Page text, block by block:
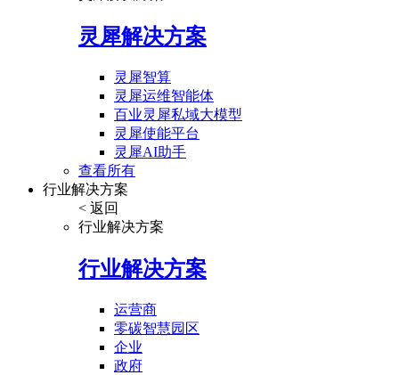
灵犀解决方案
灵犀智算
灵犀运维智能体
百业灵犀私域大模型
灵犀使能平台
灵犀AI助手
查看所有
行业解决方案
< 返回
行业解决方案
行业解决方案
运营商
零碳智慧园区
企业
政府